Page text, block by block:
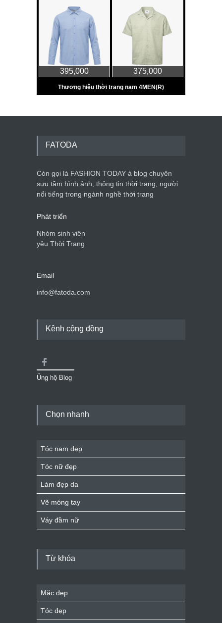
FATODA
Còn gọi là FASHION TODAY à blog chuyên
sưu tầm hình ảnh, thông tin thời trang, người
nổi tiếng trong ngành nghề thời trang
Phát triển
Nhóm sinh viên
yêu Thời Trang
Email
info@fatoda.com
Kênh cộng đồng
Ủng hộ Blog
Chọn nhanh
Tóc nam đẹp
Tóc nữ đẹp
Làm đẹp da
Vẽ móng tay
Váy đầm nữ
Từ khóa
Mặc đẹp
Tóc đẹp